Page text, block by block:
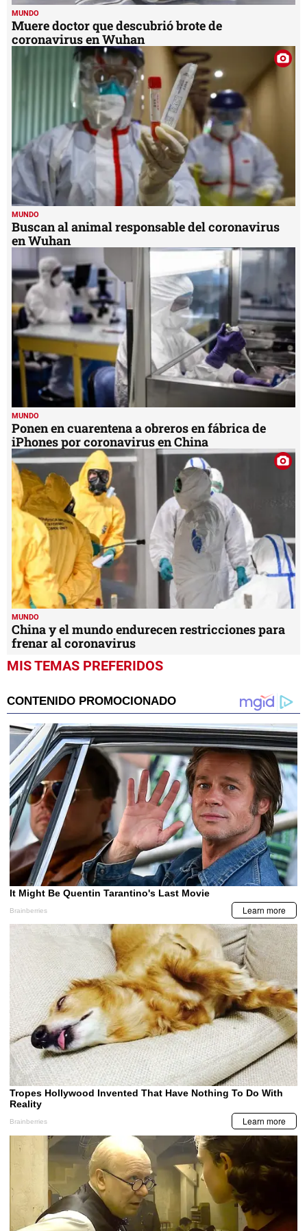
MUNDO
Muere doctor que descubrió brote de
coronavirus en Wuhan
MUNDO
Buscan al animal responsable del coronavirus
en Wuhan
MUNDO
Ponen en cuarentena a obreros en fábrica de
iPhones por coronavirus en China
MUNDO
China y el mundo endurecen restricciones para
frenar al coronavirus
MIS TEMAS PREFERIDOS